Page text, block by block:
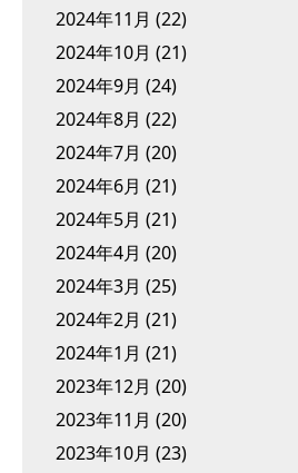
2024年11月 (22)
2024年10月 (21)
2024年9月 (24)
2024年8月 (22)
2024年7月 (20)
2024年6月 (21)
2024年5月 (21)
2024年4月 (20)
2024年3月 (25)
2024年2月 (21)
2024年1月 (21)
2023年12月 (20)
2023年11月 (20)
2023年10月 (23)